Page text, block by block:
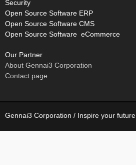
Security
Open Source Software ERP
Open Source Software CMS
Open Source Software eCommerce
Our Partner
About Gennai3 Corporation
Contact page
Gennai3 Corporation / Inspire your future.